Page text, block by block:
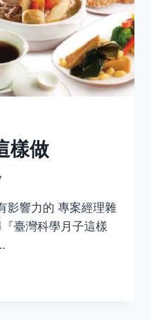
樣做
影響力的 專案經理雜
臺灣科學月子這樣